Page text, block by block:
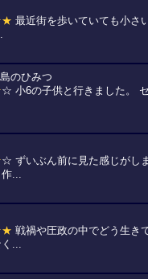
最近街を歩いていても小さ
のひみつ
☆ 小6の子供と行きました。
☆ ずいぶん前に見た感じがし
作...
戦禍や圧政の中でどう生き
く...